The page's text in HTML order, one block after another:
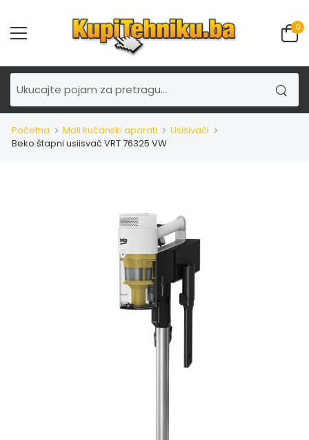
0
Početna Mali kućanski aparati
Usisivači
Beko štapni usiisvač VRT 76325 VW